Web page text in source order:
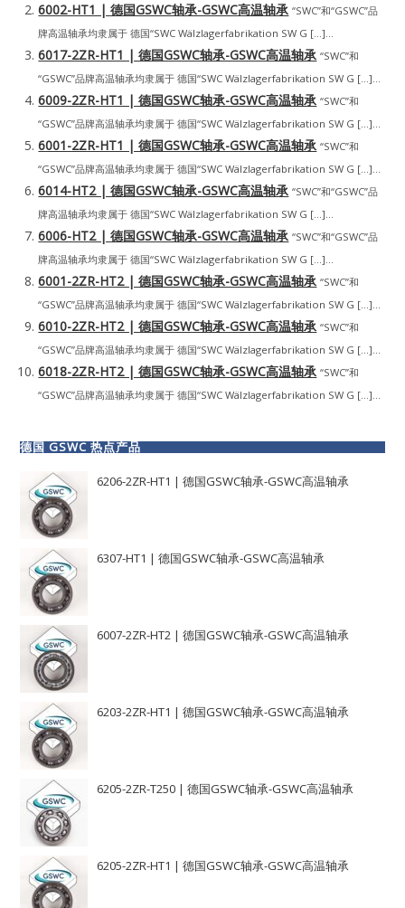
6002-HT1 | 德国GSWC轴承-GSWC高温轴承 “SWC”和“GSWC”品
牌高温轴承均隶属于 德国“SWC Wälzlagerfabrikation SW G […]...
6017-2ZR-HT1 | 德国GSWC轴承-GSWC高温轴承 “SWC”和
“GSWC”品牌高温轴承均隶属于 德国“SWC Wälzlagerfabrikation SW G […]...
6009-2ZR-HT1 | 德国GSWC轴承-GSWC高温轴承 “SWC”和
“GSWC”品牌高温轴承均隶属于 德国“SWC Wälzlagerfabrikation SW G […]...
6001-2ZR-HT1 | 德国GSWC轴承-GSWC高温轴承 “SWC”和
“GSWC”品牌高温轴承均隶属于 德国“SWC Wälzlagerfabrikation SW G […]...
6014-HT2 | 德国GSWC轴承-GSWC高温轴承 “SWC”和“GSWC”品
牌高温轴承均隶属于 德国“SWC Wälzlagerfabrikation SW G […]...
6006-HT2 | 德国GSWC轴承-GSWC高温轴承 “SWC”和“GSWC”品
牌高温轴承均隶属于 德国“SWC Wälzlagerfabrikation SW G […]...
6001-2ZR-HT2 | 德国GSWC轴承-GSWC高温轴承 “SWC”和
“GSWC”品牌高温轴承均隶属于 德国“SWC Wälzlagerfabrikation SW G […]...
6010-2ZR-HT2 | 德国GSWC轴承-GSWC高温轴承 “SWC”和
“GSWC”品牌高温轴承均隶属于 德国“SWC Wälzlagerfabrikation SW G […]...
6018-2ZR-HT2 | 德国GSWC轴承-GSWC高温轴承 “SWC”和
“GSWC”品牌高温轴承均隶属于 德国“SWC Wälzlagerfabrikation SW G […]...
德国 GSWC 热点产品
6206-2ZR-HT1 | 德国GSWC轴承-GSWC高温轴承
6307-HT1 | 德国GSWC轴承-GSWC高温轴承
6007-2ZR-HT2 | 德国GSWC轴承-GSWC高温轴承
6203-2ZR-HT1 | 德国GSWC轴承-GSWC高温轴承
6205-2ZR-T250 | 德国GSWC轴承-GSWC高温轴承
6205-2ZR-HT1 | 德国GSWC轴承-GSWC高温轴承